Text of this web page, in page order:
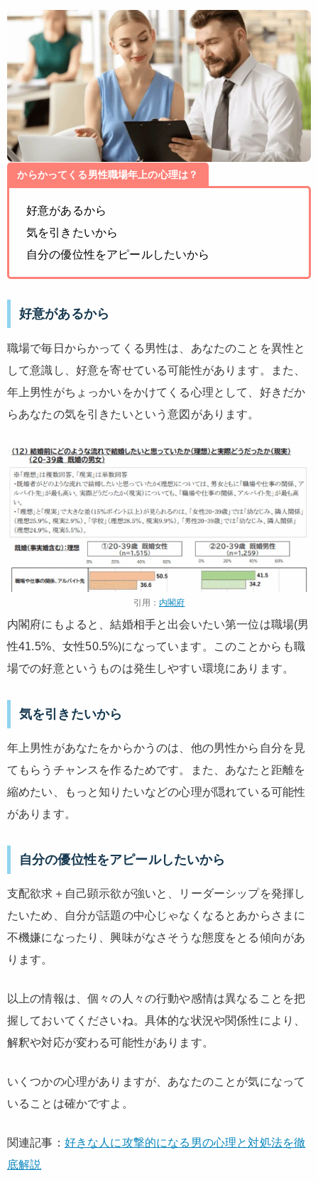
からかってくる男性職場年上の心理は？
好意があるから
気を引きたいから
自分の優位性をアピールしたいから
好意があるから
職場で毎日からかってくる男性は、あなたのことを異性と
して意識し、好意を寄せている可能性があります。また、
年上男性がちょっかいをかけてくる心理として、好きだか
らあなたの気を引きたいという意図があります。
引用： 内閣府
内閣府にもよると、結婚相手と出会いたい第一位は職場(男
性41.5%、女性50.5%)になっています。このことからも職
場での好意というものは発生しやすい環境にあります。
気を引きたいから
年上男性があなたをからかうのは、他の男性から自分を見
てもらうチャンスを作るためです。また、あなたと距離を
縮めたい、もっと知りたいなどの心理が隠れている可能性
があります。
自分の優位性をアピールしたいから
支配欲求＋自己顕示欲が強いと、リーダーシップを発揮し
たいため、自分が話題の中心じゃなくなるとあからさまに
不機嫌になったり、興味がなさそうな態度をとる傾向があ
ります。
以上の情報は、個々の人々の行動や感情は異なることを把
握しておいてくださいね。具体的な状況や関係性により、
解釈や対応が変わる可能性があります。
いくつかの心理がありますが、あなたのことが気になって
いることは確かですよ。
関連記事： 好きな人に攻撃的になる男の心理と対処法を徹
底解説